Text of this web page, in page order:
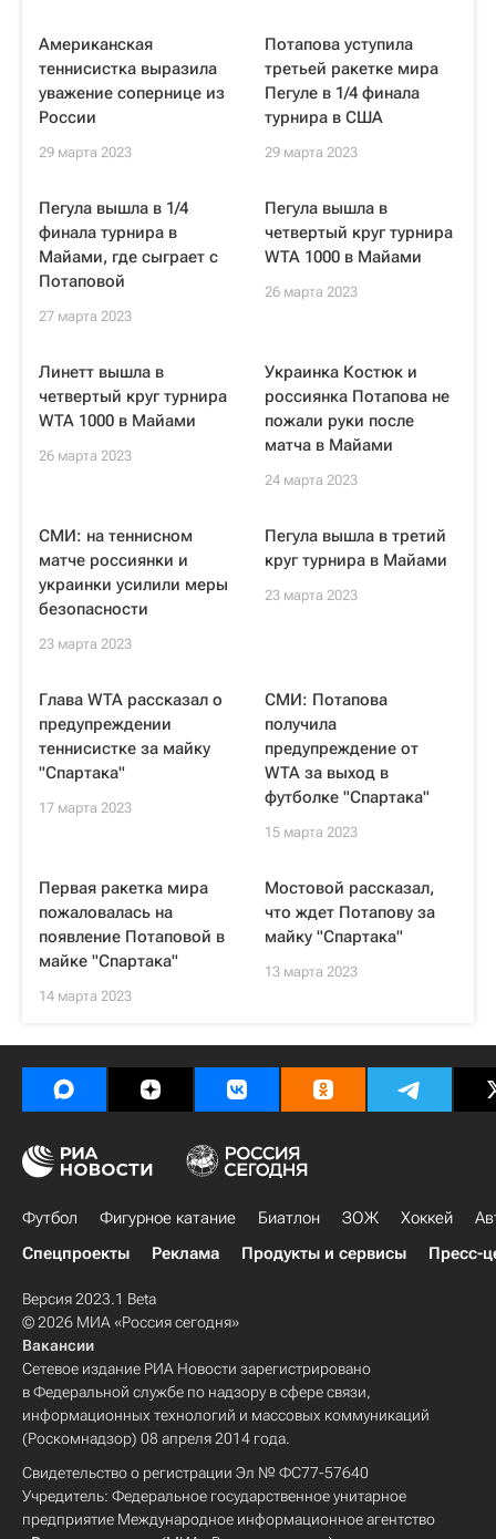
Американская
теннисистка выразила
уважение сопернице из
России
29 марта 2023
Потапова уступила
третьей ракетке мира
Пегуле в 1/4 финала
турнира в США
29 марта 2023
Пегула вышла в 1/4
финала турнира в
Майами, где сыграет с
Потаповой
27 марта 2023
Пегула вышла в
четвертый круг турнира
WTA 1000 в Майами
26 марта 2023
Линетт вышла в
четвертый круг турнира
WTA 1000 в Майами
26 марта 2023
Украинка Костюк и
россиянка Потапова не
пожали руки после
матча в Майами
24 марта 2023
СМИ: на теннисном
матче россиянки и
украинки усилили меры
безопасности
23 марта 2023
Пегула вышла в третий
круг турнира в Майами
23 марта 2023
Глава WTA рассказал о
предупреждении
теннисистке за майку
"Спартака"
17 марта 2023
СМИ: Потапова
получила
предупреждение от
WTA за выход в
футболке "Спартака"
15 марта 2023
Первая ракетка мира
пожаловалась на
появление Потаповой в
майке "Спартака"
14 марта 2023
Мостовой рассказал,
что ждет Потапову за
майку "Спартака"
13 марта 2023
Футбол Фигурное катание Биатлон ЗОЖ Хоккей
Спецпроекты
Реклама Продукты и сервисы Пресс-
Версия 2023.1 Beta
© 2026 МИА «Россия сегодня»
Вакансии
Сетевое издание РИА Новости зарегистрировано
в Федеральной службе по надзору в сфере связи,
информационных технологий и массовых коммуникаций
(Роскомнадзор) 08 апреля 2014 года.
Свидетельство о регистрации Эл № ФС77-57640
Учредитель: Федеральное государственное унитарное
предприятие Международное информационное агентство